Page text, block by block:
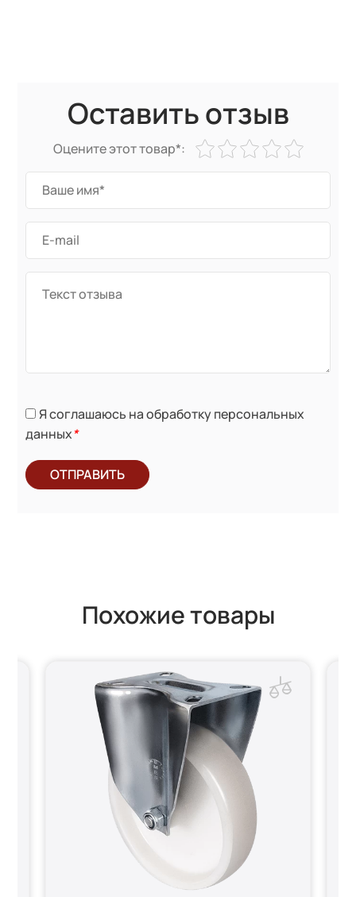
Оставить отзыв
Оцените этот товар*:
Я соглашаюсь на обработку персональных
данных*
ОТПРАВИТЬ
Похожие товары